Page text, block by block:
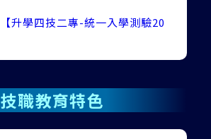
【升學四技二專-統一入學測驗20
技職教育特色